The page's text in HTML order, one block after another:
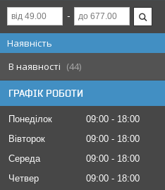
Наявність
В наявності
44
ГРАФІК РОБОТИ
Понеділок 09:00
18:00
Вівторок
09:00
18:00
Середа
09:00
18:00
Четвер
09:00
18:00